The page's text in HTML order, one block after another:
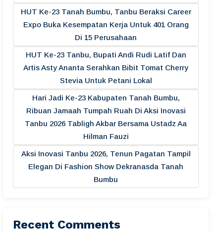
HUT Ke-23 Tanah Bumbu, Tanbu Beraksi Career
Expo Buka Kesempatan Kerja Untuk 401 Orang
Di 15 Perusahaan
HUT Ke-23 Tanbu, Bupati Andi Rudi Latif Dan
Artis Asty Ananta Serahkan Bibit Tomat Cherry
Stevia Untuk Petani Lokal
Hari Jadi Ke-23 Kabupaten Tanah Bumbu,
Ribuan Jamaah Tumpah Ruah Di Aksi Inovasi
Tanbu 2026 Tabligh Akbar Bersama Ustadz Aa
Hilman Fauzi
Aksi Inovasi Tanbu 2026, Tenun Pagatan Tampil
Elegan Di Fashion Show Dekranasda Tanah
Bumbu
Recent Comments